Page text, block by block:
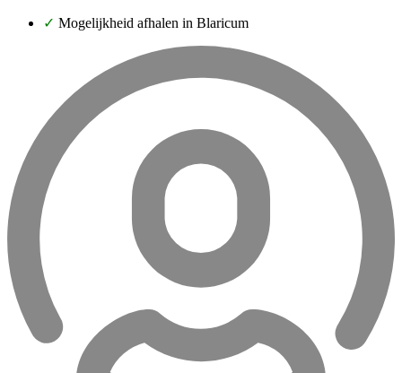
✓ Mogelijkheid afhalen in Blaricum